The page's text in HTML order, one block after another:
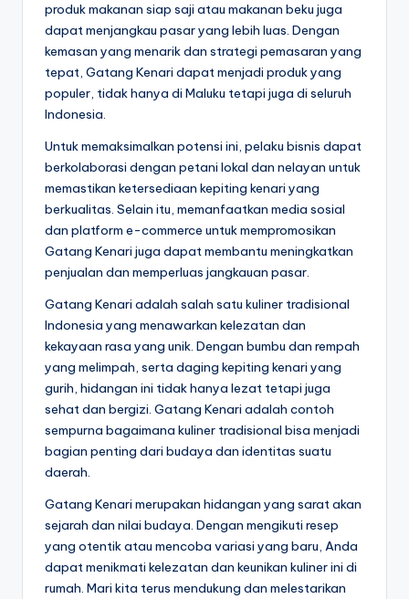
produk makanan siap saji atau makanan beku juga
dapat menjangkau pasar yang lebih luas. Dengan
kemasan yang menarik dan strategi pemasaran yang
tepat, Gatang Kenari dapat menjadi produk yang
populer, tidak hanya di Maluku tetapi juga di seluruh
Indonesia.
Untuk memaksimalkan potensi ini, pelaku bisnis dapat
berkolaborasi dengan petani lokal dan nelayan untuk
memastikan ketersediaan kepiting kenari yang
berkualitas. Selain itu, memanfaatkan media sosial
dan platform e-commerce untuk mempromosikan
Gatang Kenari juga dapat membantu meningkatkan
penjualan dan memperluas jangkauan pasar.
Gatang Kenari adalah salah satu kuliner tradisional
Indonesia yang menawarkan kelezatan dan
kekayaan rasa yang unik. Dengan bumbu dan rempah
yang melimpah, serta daging kepiting kenari yang
gurih, hidangan ini tidak hanya lezat tetapi juga
sehat dan bergizi. Gatang Kenari adalah contoh
sempurna bagaimana kuliner tradisional bisa menjadi
bagian penting dari budaya dan identitas suatu
daerah.
Gatang Kenari merupakan hidangan yang sarat akan
sejarah dan nilai budaya. Dengan mengikuti resep
yang otentik atau mencoba variasi yang baru, Anda
dapat menikmati kelezatan dan keunikan kuliner ini di
rumah. Mari kita terus mendukung dan melestarikan